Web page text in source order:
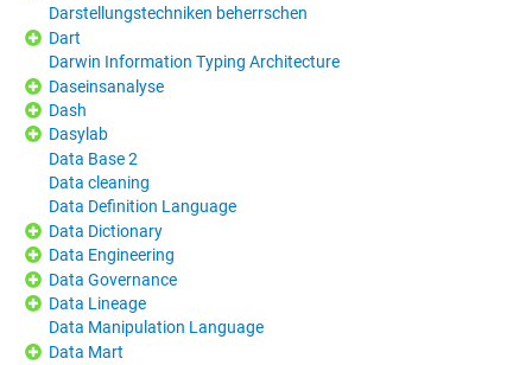
Darstellungstechniken beherrschen
Dart
Darwin Information Typing Architecture
Daseinsanalyse
Dash
Dasylab
Data Base 2
Data cleaning
Data Definition Language
Data Dictionary
Data Engineering
Data Governance
Data Lineage
Data Manipulation Language
Data Mart